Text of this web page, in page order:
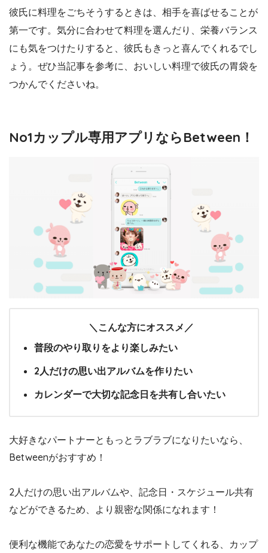
彼氏に料理をごちそうするときは、相手を喜ばせることが
第一です。気分に合わせて料理を選んだり、栄養バランス
にも気をつけたりすると、彼氏もきっと喜んでくれるでし
ょう。ぜひ当記事を参考に、おいしい料理で彼氏の胃袋を
つかんでくださいね。
No1カップル専用アプリならBetween！
＼こんな方にオススメ／
普段のやり取りをより楽しみたい
2人だけの思い出アルバムを作りたい
カレンダーで大切な記念日を共有し合いたい
大好きなパートナーともっとラブラブになりたいなら、
Betweenがおすすめ！
2人だけの思い出アルバムや、記念日・スケジュール共有
などができるため、より親密な関係になれます！
便利な機能であなたの恋愛をサポートしてくれる、カップ